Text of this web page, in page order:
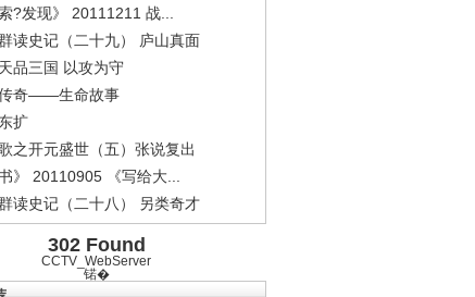
索?发现》 20111211 战...
读史记（二十九） 庐山真面
品三国 以攻为守
奇——生命故事
扩
之开元盛世（五）张说复出
书》 20110905 《写给大...
读史记（二十八） 另类奇才
302 Found
CCTV_WebServer
锘�